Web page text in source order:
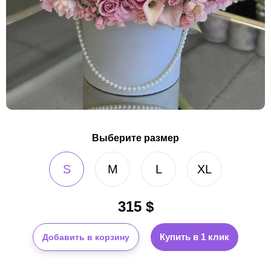
Выберите размер
S M L XL
315$
Добавить в корзину Купить в 1 клик